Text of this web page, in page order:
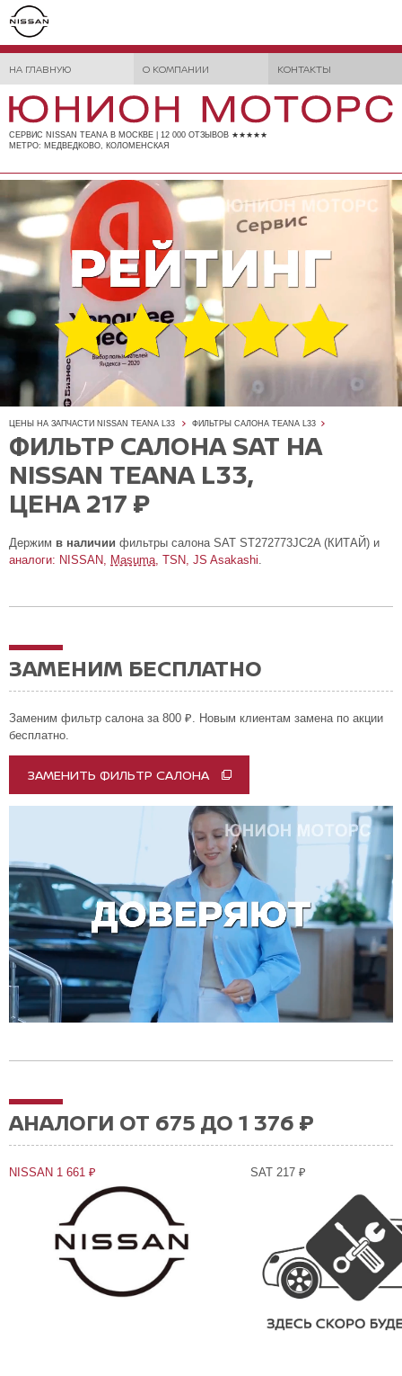
НА ГЛАВНУЮ О КОМПАНИИ КОНТАКТЫ
СЕРВИС NISSAN TEANA В МОСКВЕ | 12 000 ОТЗЫВОВ ★★★★★
МЕТРО: МЕДВЕДКОВО, КОЛОМЕНСКАЯ
ЦЕНЫ НА ЗАПЧАСТИ NISSAN TEANA L33 ФИЛЬТРЫ САЛОНА TEANA L33
ФИЛЬТР САЛОНА SAT НА
NISSAN TEANA L33,
ЦЕНА 217 ₽
Держим в наличии фильтры салона SAT ST272773JC2A (КИТАЙ) и
аналоги: NISSAN, Masuma, TSN, JS Asakashi.
ЗАМЕНИМ БЕСПЛАТНО
Заменим фильтр салона за 800 ₽. Новым клиентам замена по акции
бесплатно.
ЗАМЕНИТЬ ФИЛЬТР САЛОНА
АНАЛОГИ ОТ 675 ДО 1 376 ₽
NISSAN 1 661 ₽ SAT 217 ₽